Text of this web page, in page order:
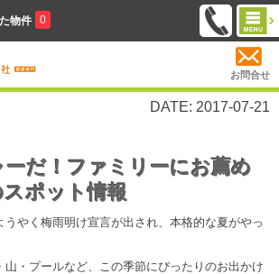
物件 0
お問合せ
DATE: 2017-07-21
だ！ファミリーにお薦め
ポット情報
うやく梅雨明け宣言が出され、本格的な夏がやっ
山・プールなど、この季節にぴったりのお出かけ